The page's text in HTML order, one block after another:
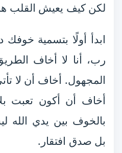
لكن كيف يعيش القلب
ابدأ أولًا بتسمية
رب، أنا لا أخاف
المجهول. أخاف أن لا
أخاف أن أكون تعبت
بالخوف بين يدي الله
بل صدق افتقار.